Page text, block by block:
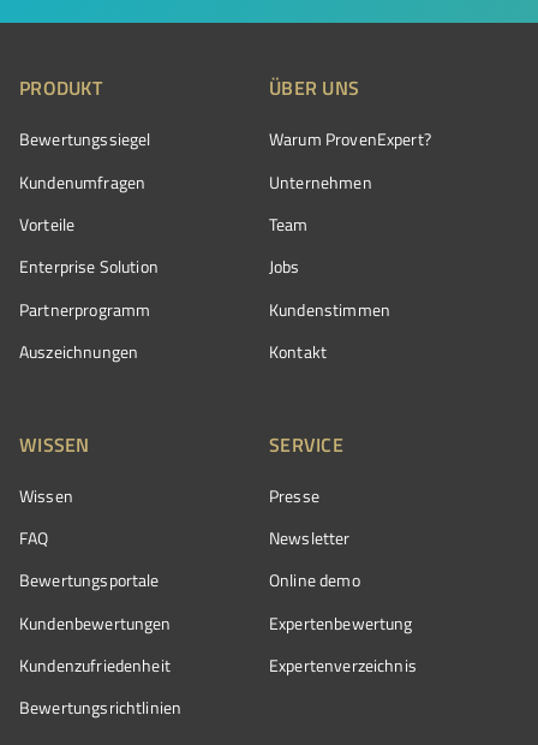
PRODUKT
Bewertungssiegel
Kundenumfragen
Vorteile
Enterprise Solution
Partnerprogramm
Auszeichnungen
ÜBER UNS
Warum ProvenExpert?
Unternehmen
Team
Jobs
Kundenstimmen
Kontakt
WISSEN
Wissen
FAQ
Bewertungsportale
Kundenbewertungen
Kundenzufriedenheit
Bewertungs­richtlinien
SERVICE
Presse
Newsletter
Online demo
Expertenbewertung
Expertenverzeichnis